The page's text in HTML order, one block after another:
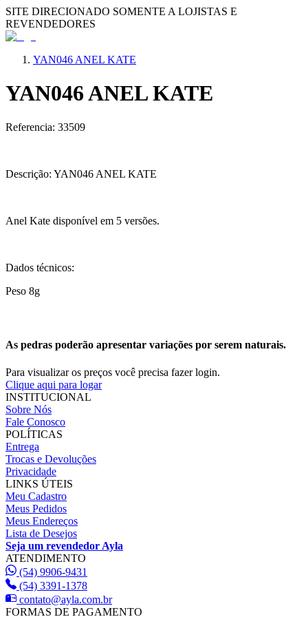
SITE DIRECIONADO SOMENTE A LOJISTAS E
REVENDEDORES
YAN046 ANEL KATE
YAN046 ANEL KATE
Referencia: 33509
Descrição: YAN046 ANEL KATE
Anel Kate disponível em 5 versões.
Dados técnicos:
Peso 8g
As pedras poderão apresentar variações por serem naturais.
Para visualizar os preços você precisa fazer login.
Clique aqui para logar
INSTITUCIONAL
Sobre Nós
Fale Conosco
POLÍTICAS
Entrega
Trocas e Devoluções
Privacidade
LINKS ÚTEIS
Meu Cadastro
Meus Pedidos
Meus Endereços
Lista de Desejos
Seja um revendedor Ayla
ATENDIMENTO
(54) 9906-9431
(54) 3391-1378
contato@ayla.com.br
FORMAS DE PAGAMENTO